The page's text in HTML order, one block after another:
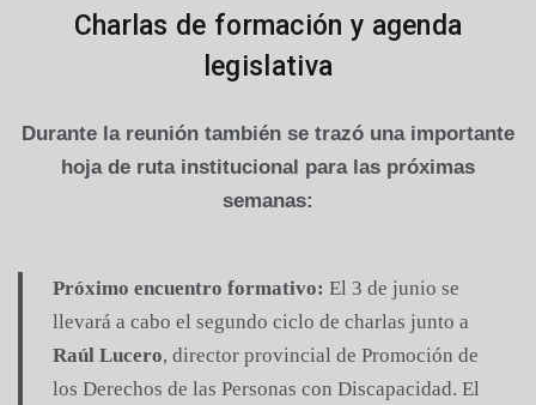
Charlas de formación y agenda
legislativa
Durante la reunión también se trazó una importante
hoja de ruta institucional para las próximas
semanas:
Próximo encuentro formativo: El 3 de junio se
llevará a cabo el segundo ciclo de charlas junto a
Raúl Lucero, director provincial de Promoción de
los Derechos de las Personas con Discapacidad. El